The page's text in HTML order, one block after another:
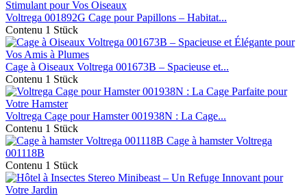
Voltrega 001892G Cage pour Papillons – Habitat...
Contenu 1 Stück
Cage à Oiseaux Voltrega 001673B – Spacieuse et...
Contenu 1 Stück
Voltrega Cage pour Hamster 001938N : La Cage...
Contenu 1 Stück
Cage à hamster Voltrega
001118B
Contenu 1 Stück